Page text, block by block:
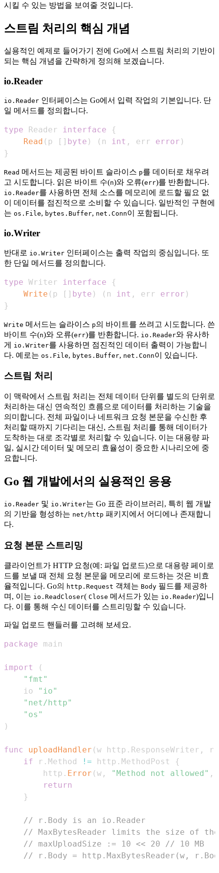
시킬 수 있는 방법을 보여줄 것입니다.
스트림 처리의 핵심 개념
실용적인 예제로 들어가기 전에 Go에서 스트림 처리의 기반이
되는 핵심 개념을 간략하게 정의해 보겠습니다.
io.Reader
io.Reader 인터페이스는 Go에서 입력 작업의 기본입니다. 단
일 메서드를 정의합니다.
type Reader interface
{
Read ( p [ ] byte ) ( n int , err error )
}
Read 메서드는 제공된 바이트 슬라이스 p를 데이터로 채우려
고 시도합니다. 읽은 바이트 수(n)와 오류(err)를 반환합니다.
io.Reader를 사용하면 전체 소스를 메모리에 로드할 필요 없
이 데이터를 점진적으로 소비할 수 있습니다. 일반적인 구현에
는 os.File, bytes.Buffer, net.Conn이 포함됩니다.
io.Writer
반대로 io.Writer 인터페이스는 출력 작업의 중심입니다. 또
한 단일 메서드를 정의합니다.
type Writer interface
{
Write ( p [ ] byte ) ( n int , err error )
}
Write 메서드는 슬라이스 p의 바이트를 쓰려고 시도합니다. 쓴
바이트 수(n)와 오류(err)를 반환합니다. io.Reader와 유사하
게
io.Writer를 사용하면 점진적인 데이터 출력이 가능합니
다. 예로는 os.File, bytes.Buffer, net.Conn이 있습니다.
스트림 처리
이 맥락에서 스트림 처리는 전체 데이터 단위를 별도의 단위로
처리하는 대신 연속적인 흐름으로 데이터를 처리하는 기술을
의미합니다. 전체 파일이나 네트워크 요청 본문을 수신한 후
처리할 때까지 기다리는 대신, 스트림 처리를 통해 데이터가
도착하는 대로 조각별로 처리할 수 있습니다. 이는 대용량 파
일, 실시간 데이터 및 메모리 효율성이 중요한 시나리오에 중
요합니다.
Go 웹 개발에서의 실용적인 응용
io.Reader 및 io.Writer는 Go 표준 라이브러리, 특히 웹 개발
의 기반을 형성하는 net/http 패키지에서 어디에나 존재합니
다.
요청 본문 스트리밍
클라이언트가 HTTP 요청(예: 파일 업로드)으로 대용량 페이로
드를 보낼 때 전체 요청 본문을 메모리에 로드하는 것은 비효
율적입니다. Go의
http.Request 객체는 Body 필드를 제공하
며, 이는 io.ReadCloser( Close 메서드가 있는 io.Reader)입니
다. 이를 통해 수신 데이터를 스트리밍할 수 있습니다.
파일 업로드 핸들러를 고려해 보세요.
package
import
(
"fmt"
	io
"io"
"net/http"
"os"
)
func uploadHandler (w http . ResponseWriter ,
r
if r . Method != http . MethodPost
{
		http
. Error (w , "Method not allowed" ,
return
}
// r.Body is an io.Reader
// MaxBytesReader limits the size of
// maxUploadSize := 10 << 20 // 10 MB
// r.Body = http.MaxBytesReader(w,